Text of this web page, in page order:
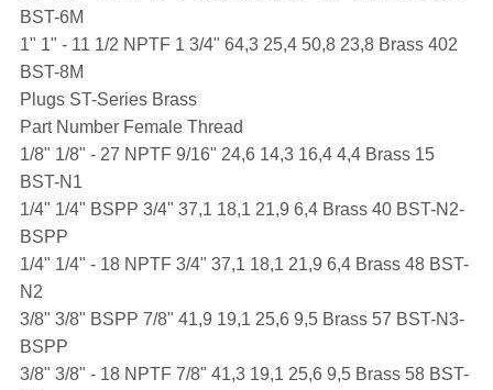
BST-6M
1" 1" - 11 1/2 NPTF 1 3/4" 64,3 25,4 50,8 23,8 Brass 402
BST-8M
Plugs ST-Series Brass
Part Number Female Thread
1/8" 1/8" - 27 NPTF 9/16" 24,6 14,3 16,4 4,4 Brass 15
BST-N1
1/4" 1/4" BSPP 3/4" 37,1 18,1 21,9 6,4 Brass 40 BST-N2-
BSPP
1/4" 1/4" - 18 NPTF 3/4" 37,1 18,1 21,9 6,4 Brass 48 BST-
N2
3/8" 3/8" BSPP 7/8" 41,9 19,1 25,6 9,5 Brass 57 BST-N3-
BSPP
3/8" 3/8" - 18 NPTF 7/8" 41,3 19,1 25,6 9,5 Brass 58 BST-